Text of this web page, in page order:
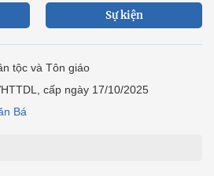
Sự kiện
tộc và Tôn giáo
cấp ngày 17/10/2025
Bá